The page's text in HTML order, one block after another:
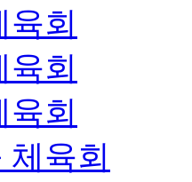
회
회
회
육회